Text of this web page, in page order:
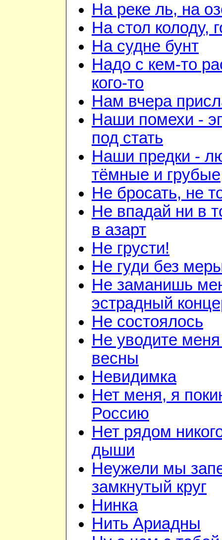
На реке ль, на
На стол колоду,
На судне бунт
Надо с кем-то
кого-то
Нам вчера
Наши помехи -
под стать
Наши предки -
тёмные и грубые
Не бросать, не
Не впадай ни в
в азарт
Не грусти!
Не гуди без
Не заманишь
эстрадный
Не состоялось
Не уводите
весны
Невидимка
Нет меня, я
Россию
Нет рядом
дыши
Неужели мы
замкнутый круг
Нинка
Нить Ариадны